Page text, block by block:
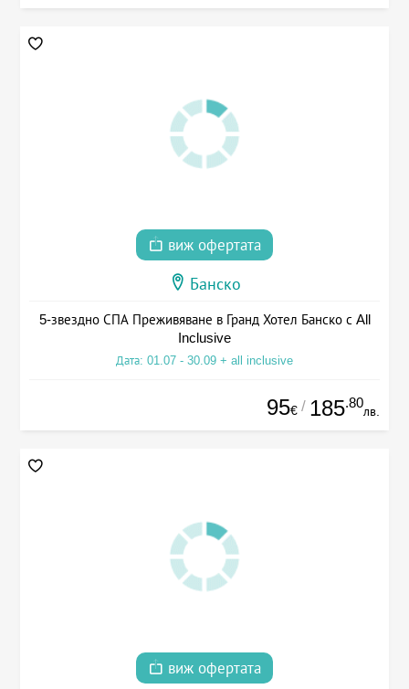
виж офертата
Банско
5-звездно СПА Преживяване в Гранд Хотел Банско с All
Inclusive
Дата: 01.07 - 30.09 + all inclusive
95€ / 185.80
лв.
виж офертата